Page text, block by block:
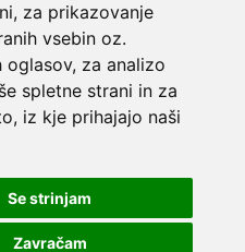
za prikazovanje
vsebin oz.
oglasov, za analizo
spletne strani in za
iz kje prihajajo naši
Se strinjam
Zavračam
Črno na bež
Modro na rumenem
Črno na vijoličnem